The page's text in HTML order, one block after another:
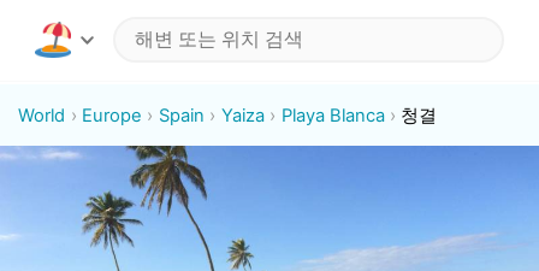
World Europe Spain Yaiza Playa Blanca 청결